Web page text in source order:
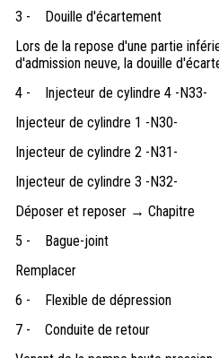
3 -
Douille d'écartement
Lors de la repose d'une partie
d'admission neuve, la douille
4 -
Injecteur de cylindre 4 -N33-
Injecteur de cylindre 1 -N30-
Injecteur de cylindre 2 -N31-
Injecteur de cylindre 3 -N32-
Déposer et reposer → Chapitre
5 -
Bague-joint
Remplacer
6 -
Flexible de dépression
7 -
Conduite de retour